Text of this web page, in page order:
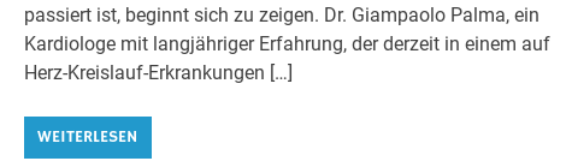
passiert ist, beginnt sich zu zeigen. Dr. Giampaolo Palma, ein
Kardiologe mit langjähriger Erfahrung, der derzeit in einem auf
Herz-Kreislauf-Erkrankungen […]
WEITERLESEN